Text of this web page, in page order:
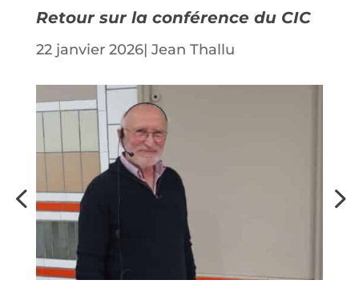
Retour sur la conférence du CIC
22 janvier 2026| Jean Thallu